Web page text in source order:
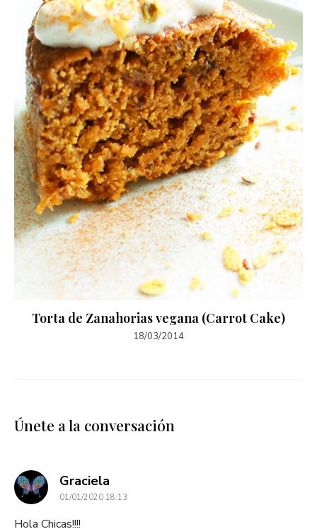
Torta de Zanahorias vegana (Carrot Cake)
18/03/2014
Únete a la conversación
Graciela
01/01/2020 18:13
Hola Chicas!!!!